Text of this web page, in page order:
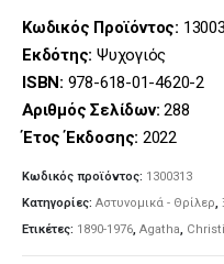
was:
€12.20.
τιμή
Κωδικός Προϊόντος:
Εκδότης: Ψυχογιός
ISBN: 978-618-01-4620-2
Αριθμός Σελίδων: 288
Έτος Έκδοσης: 2022
Κωδικός προϊόντος: 1300313
Κατηγορίες: Αστυνομικά - Θρίλερ,
Ετικέτες: 1890-1976 Agatha